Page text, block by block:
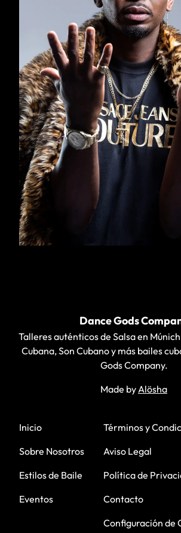
Dance Gods
Talleres auténticos de Salsa en
Cubana, Son Cubano y más bailes
Gods Company.
Made by Alösha
Inicio
Sobre Nosotros
Estilos de Baile
Eventos
Términos y
Aviso Legal
Política de
Contacto
Configuración de